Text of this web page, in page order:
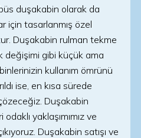
duşakabin olarak da
için tasarlanmış özel
Duşakabin rulman tekme
değişimi gibi küçük ama
kullanım ömrünü
ise, en kısa sürede
Duşakabin
yaklaşımımız ve
Duşakabin satışı ve